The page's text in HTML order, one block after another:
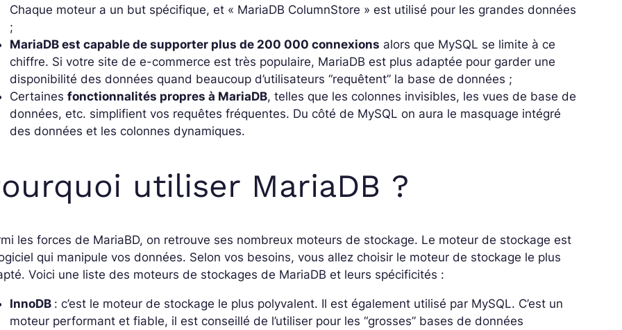
Chaque moteur a un but spécifique, et « MariaDB ColumnStore » est utilisé pour les grandes données
;
MariaDB est capable de supporter plus de 200 000 connexions alors que MySQL se limite à ce
chiffre. Si votre site de e-commerce est très populaire, MariaDB est plus adaptée pour garder une
disponibilité des données quand beaucoup d’utilisateurs “requêtent” la base de données ;
Certainesfonctionnalités propres à MariaDB, telles que les colonnes invisibles, les vues de base de
données, etc. simplifient vos requêtes fréquentes. Du côté de MySQL on aura le masquage intégré
des données et les colonnes dynamiques.
utiliser MariaDB ?
les forces de MariaBD, on retrouve ses nombreux moteurs de stockage. Le moteur de stockage est
qui manipule vos données. Selon vos besoins, vous allez choisir le moteur de stockage le plus
Voici une liste des moteurs de stockages de MariaDB et leurs spécificités :
InnoDB : c’est le moteur de stockage le plus polyvalent. Il est également utilisé par MySQL. C’est un
moteur performant et fiable, il est conseillé de l’utiliser pour les “grosses” bases de données